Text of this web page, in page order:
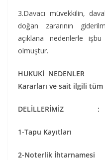
3.Davacı müvekkilin,
doğan zararının
açıklana nedenlerle
olmuştur.
HUKUKİ NEDENLER
Kararları ve sait ilgili tüm
DELİLLERİMİZ :
1-Tapu Kayıtları
2-Noterlik İhtarnamesi